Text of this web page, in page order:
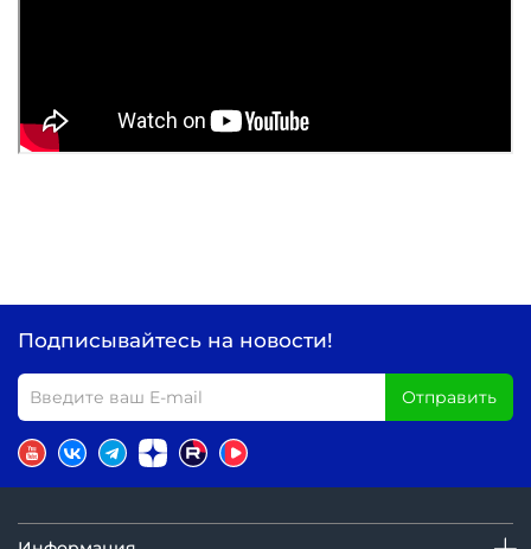
Подписывайтесь на новости!
Отправить